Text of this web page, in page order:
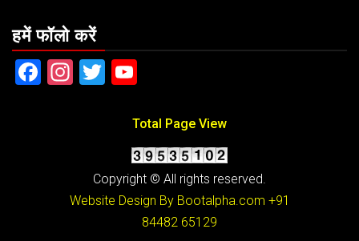
हमें फॉलो करें
Facebook
Instagram
Twitter
Total Page View
Copyright © All rights reserved.
Website Design By Bootalpha.com +91
84482 65129